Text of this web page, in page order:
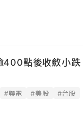
400點後收斂小跌
#聯電 #美股
#台股